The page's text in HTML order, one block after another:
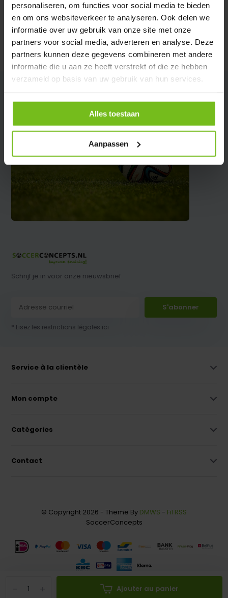
personaliseren, om functies voor social media te bieden
en om ons websiteverkeer te analyseren. Ook delen we
informatie over uw gebruik van onze site met onze
partners voor social media, adverteren en analyse. Deze
partners kunnen deze gegevens combineren met andere
informatie die u aan ze heeft verstrekt of die ze hebben
verzameld op basis van uw gebruik van hun services.
Alles toestaan
Aanpassen
Ajouter au panier
Évaluations
Partager
Schrijf je in voor onze nieuwsbrief
S'abonner
* Lisez les restrictions légales ici
Service à la clientèle
Mon compte
Catégories
Contact
© Copyright 2026 - Theme By DMWS - Fil RSS
SoccerConcepts